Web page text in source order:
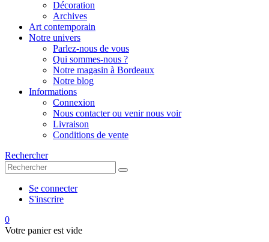
Décoration
Archives
Art contemporain
Notre univers
Parlez-nous de vous
Qui sommes-nous ?
Notre magasin à Bordeaux
Notre blog
Informations
Connexion
Nous contacter ou venir nous voir
Livraison
Conditions de vente
Rechercher
Se connecter
S'inscrire
0
Votre panier est vide